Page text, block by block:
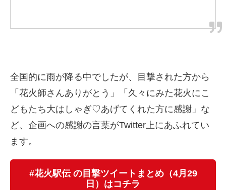
全国的に雨が降る中でしたが、目撃された方から
「花火師さんありがとう」「久々にみた花火にこ
どもたち大はしゃぎ♡あげてくれた方に感謝」な
ど、企画への感謝の言葉がTwitter上にあふれてい
ます。
#花火駅伝 の目撃ツイートまとめ（4月29
日）はコチラ